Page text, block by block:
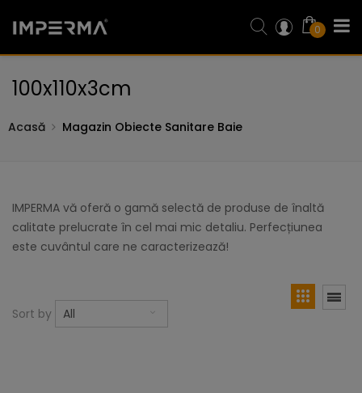
0
100x110x3cm
Acasă Magazin Obiecte Sanitare Baie
IMPERMA vă oferă o gamă selectă de produse de înaltă
calitate prelucrate în cel mai mic detaliu. Perfecțiunea
este cuvântul care ne caracterizează!
Sort by All